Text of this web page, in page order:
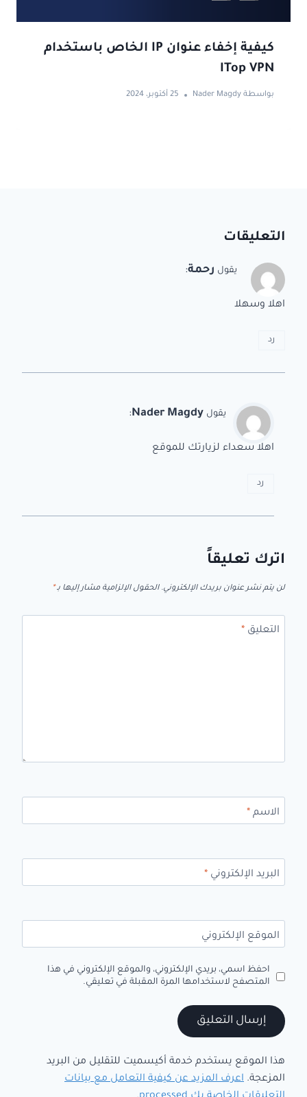
كيفية إخفاء عنوان IP الخاص باستخدام
ITop VPN
بواسطة Nader Magdy 25 أكتوبر، 2024
التعليقات
يقول رحمة:
اهلا وسهلا
رد
يقول Nader Magdy
:
اهلا سعداء لزيارتك للموقع
رد
اترك تعليقاً
لن يتم نشر عنوان بريدك الإلكتروني. الحقول الإلزامية مشار إليها بـ*
التعليق *
الاسم *
البريد الإلكتروني *
الموقع الإلكتروني
احفظ اسمي، بريدي الإلكتروني، والموقع الإلكتروني في هذا
المتصفح لاستخدامها المرة المقبلة في تعليقي.
هذا الموقع يستخدم خدمة أكيسميت للتقليل من البريد
المزعجة. اعرف المزيد عن كيفية التعامل مع بيانات